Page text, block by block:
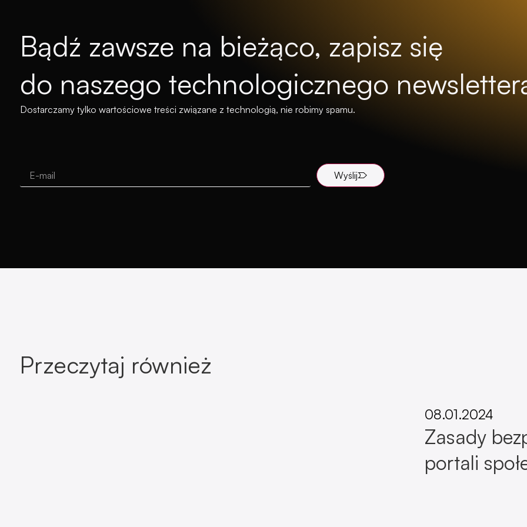
Bądź zawsze na bieżąco, zapisz się
do naszego technologicznego
Dostarczamy tylko wartościowe treści związane z technologią, nie robimy spamu.
Wyślij
Przeczytaj również
08.01.2024
Zasady
portali